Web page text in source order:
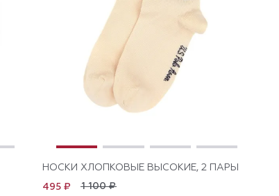
НОСКИ ХЛОПКОВЫЕ ВЫСОКИЕ, 2 ПАРЫ
1 100 ₽
495 ₽